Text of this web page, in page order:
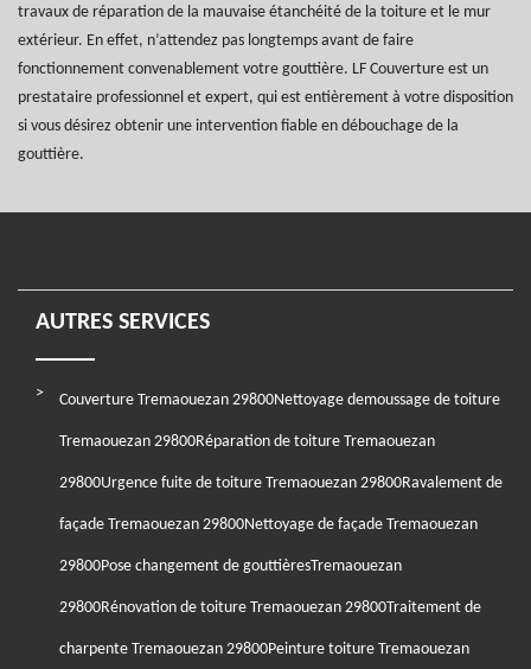
travaux de réparation de la mauvaise étanchéité de la toiture et le mur
extérieur. En effet, n’attendez pas longtemps avant de faire
fonctionnement convenablement votre gouttière. LF Couverture est un
prestataire professionnel et expert, qui est entièrement à votre disposition
si vous désirez obtenir une intervention fiable en débouchage de la
gouttière.
AUTRES SERVICES
Couverture Tremaouezan 29800Nettoyage demoussage de toiture
Tremaouezan 29800Réparation de toiture Tremaouezan
29800Urgence fuite de toiture Tremaouezan 29800Ravalement de
façade Tremaouezan 29800Nettoyage de façade Tremaouezan
29800Pose changement de gouttièresTremaouezan
29800Rénovation de toiture Tremaouezan 29800Traitement de
charpente Tremaouezan 29800Peinture toiture Tremaouezan